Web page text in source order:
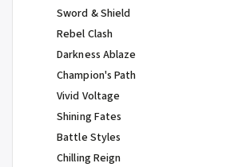
Sword & Shield
Rebel Clash
Darkness Ablaze
Champion's Path
Vivid Voltage
Shining Fates
Battle Styles
Chilling Reign